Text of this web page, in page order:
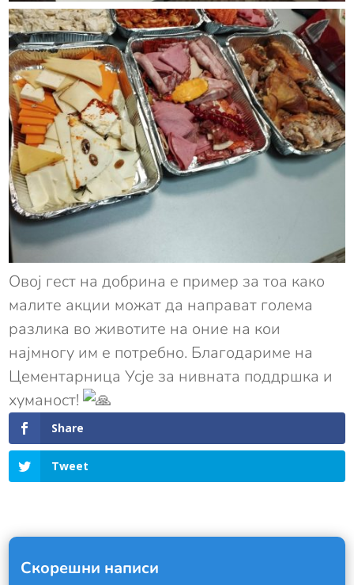
Овој гест на добрина е пример за тоа како
малите акции можат да направат голема
разлика во животите на оние на кои
најмногу им е потребно. Благодариме на
Цементарница Усје за нивната поддршка и
хуманост!
Share
Tweet
Скорешни написи